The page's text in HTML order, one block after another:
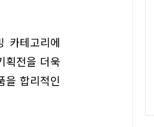
카테고리에
획전을 더욱
합리적인